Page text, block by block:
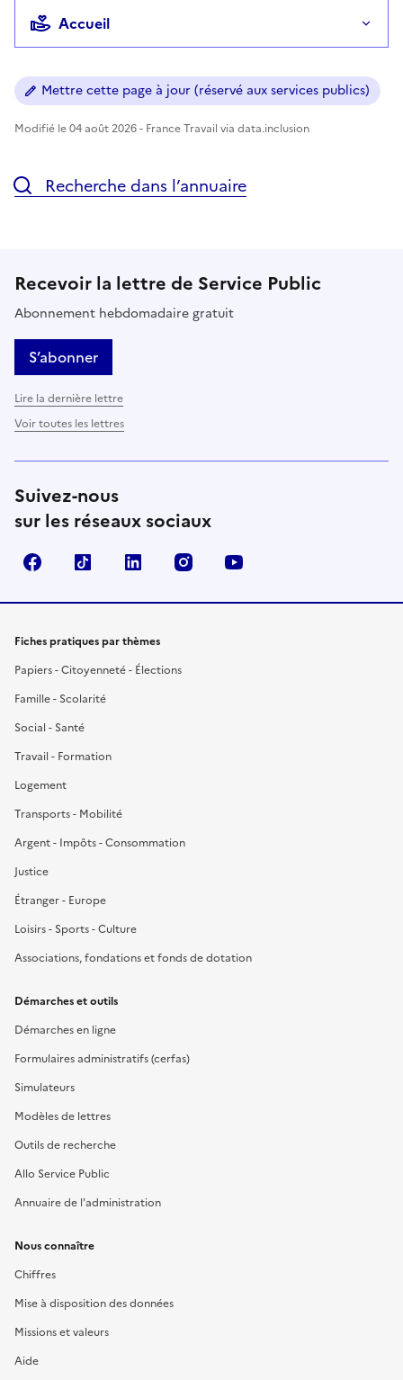
Accueil
Mettre cette page à jour (réservé aux services publics)
Modifié le 04 août 2026 - France Travail via data.inclusion
Recherche dans l’annuaire
Recevoir la lettre de Service Public
Abonnement hebdomadaire gratuit
S’abonner
Lire la dernière lettre
Voir toutes les lettres
Suivez-nous
sur les réseaux sociaux
FacebookTikTok LinkedIn Instagram
Fiches pratiques par thèmes
Papiers - Citoyenneté - Élections
Famille - Scolarité
Social - Santé
Travail - Formation
Logement
Transports - Mobilité
Argent - Impôts - Consommation
Justice
Étranger - Europe
Loisirs - Sports - Culture
Associations, fondations et fonds de dotation
Démarches et outils
Démarches en ligne
Formulaires administratifs (cerfas)
Simulateurs
Modèles de lettres
Outils de recherche
Allo Service Public
Annuaire de l'administration
Nous connaître
Chiffres
Mise à disposition des données
Missions et valeurs
Aide